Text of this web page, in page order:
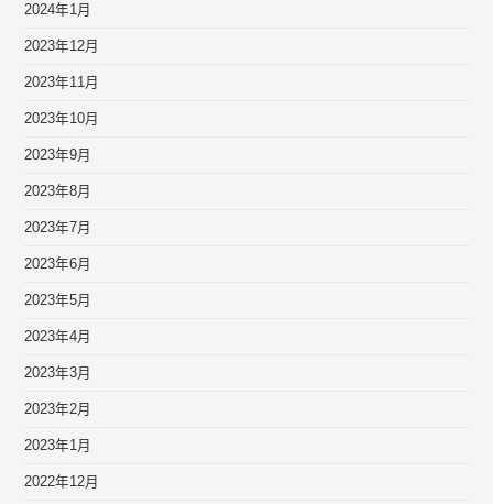
2024年1月
2023年12月
2023年11月
2023年10月
2023年9月
2023年8月
2023年7月
2023年6月
2023年5月
2023年4月
2023年3月
2023年2月
2023年1月
2022年12月